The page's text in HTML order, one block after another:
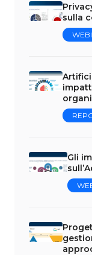
sulla
Gli